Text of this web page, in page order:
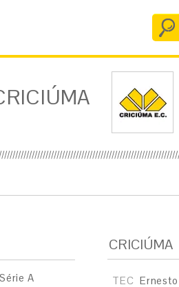
A
CRICIÚMA
TEC